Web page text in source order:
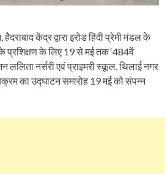
केंद्र द्वारा इरोड हिंदी प्रेमी मंडल के
प्रशिक्षण के लिए 19 से मई तक ‘484वें
नर्सरी एवं प्राइमरी स्कूल, थिलाई नगर
का उद्घाटन समारोह 19 मई को संपन्न